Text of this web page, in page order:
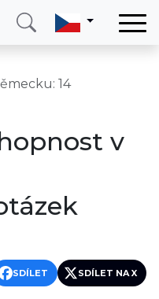
14
v
SDÍLET SDÍLET NA X